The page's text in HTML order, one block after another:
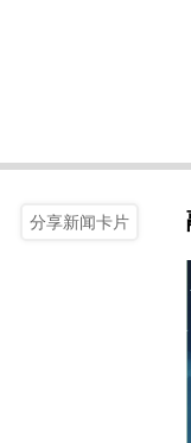
分享新闻卡片